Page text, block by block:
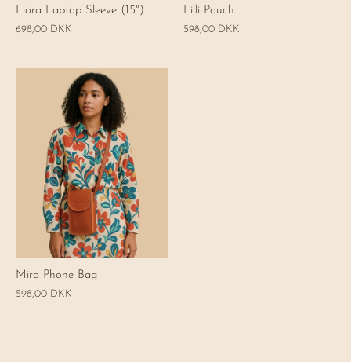
Liora Laptop Sleeve (15")
698,00 DKK
Mira Phone Bag
598,00 DKK
Lilli Pouch
598,00 DKK